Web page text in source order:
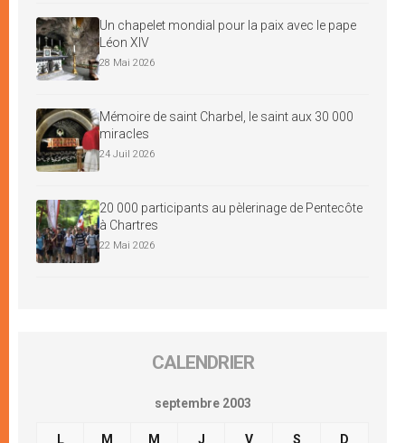
Un chapelet mondial pour la paix avec le pape
Léon XIV
28 Mai 2026
Mémoire de saint Charbel, le saint aux 30 000
miracles
24 Juil 2026
20 000 participants au pèlerinage de Pentecôte
à Chartres
22 Mai 2026
CALENDRIER
septembre 2003
L M M J V S D